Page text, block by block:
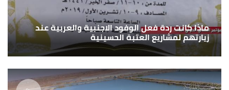
ماذا كانت ردة فعل الوفود الاجنبية والعربية عند
زيارتهم لمشاريع العتبة الحسينية